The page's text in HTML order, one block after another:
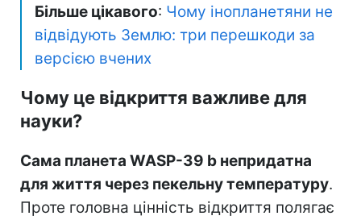
Більше цікавого: Чому інопланетяни не
відвідують Землю: три перешкоди за
версією вчених
Чому це відкриття важливе для
науки?
Сама планета WASP-39 b непридатна
для життя через пекельну температуру.
Проте головна цінність відкриття полягає